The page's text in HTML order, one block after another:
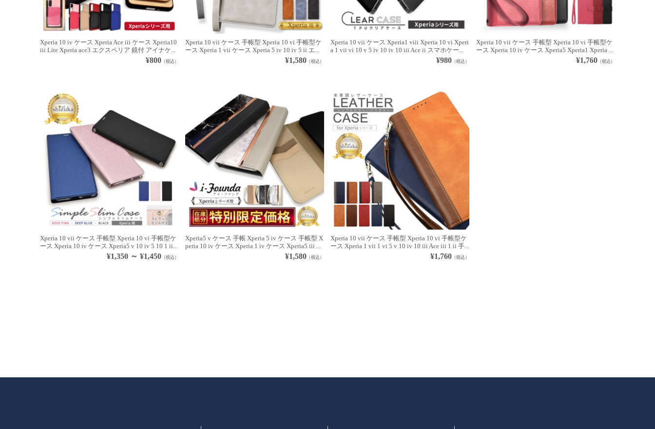
Xperia 10 iv ケース Xperia Ace iii ケース Xperia10
iii Lite Xperia ace3 エクスペリア 鏡付 アイナケ...
¥800（税込）
Xperia 10 vii ケース 手帳型 Xperia 10 vi 手帳型ケ
ース Xperia 1 vii ケース Xperia 5 iv 10 iv 5 ii エ...
¥1,580 （税込）
Xperia 10 vii ケース Xperia1 viii Xperia 10 vi Xperi
a 1 vii vi 10 v 5 iv 10 iv 10 iii Ace ii スマホケー...
¥980 （税込）
Xperia 10 vii ケース 手帳型 Xperia 10 vi 手帳型ケ
ース Xperia 10 iv ケース Xperia5 Xperia1 Xperia ...
¥1,760（税込）
Xperia 10 vii ケース 手帳型 Xperia 10 vi 手帳型ケ
ース Xperia 10 iv ケース Xperia5 v 10 iv 5 10 1 ii...
¥1,350 ～ ¥1,450（税込）
Xperia5 v ケース 手帳 Xperia 5 iv ケース 手帳型 X
peria 10 iv ケース Xperia 1 iv ケース Xperia5 iii ...
¥1,580 （税込）
Xperia 10 vii ケース 手帳型 Xperia 10 vi 手帳型ケ
ース Xperia 1 vii 1 vi 5 v 10 iv 10 iii Ace iii 1 ii 手...
¥1,760 （税込）